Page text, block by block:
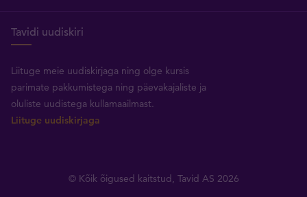
Tavidi uudiskiri
Liituge meie uudiskirjaga ning olge kursis
parimate pakkumistega ning päevakajaliste ja
oluliste uudistega kullamaailmast.
Liituge uudiskirjaga
© Kõik õigused kaitstud, Tavid AS 2026